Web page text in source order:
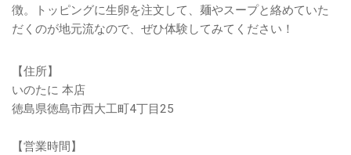
徴。トッピングに生卵を注文して、麺やスープと絡めていた
だくのが地元流なので、ぜひ体験してみてください！
【住所】
いのたに 本店
徳島県徳島市西大工町4丁目25
【営業時間】